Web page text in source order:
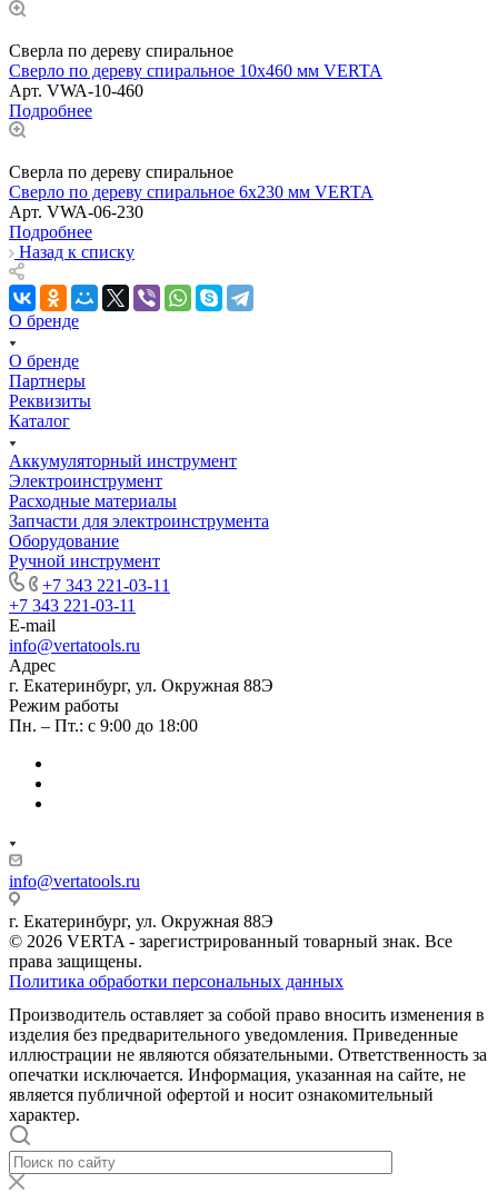
Сверла по дереву спиральное
Сверло по дереву спиральное 10x460 мм VERTA
Арт. VWA-10-460
Подробнее
Сверла по дереву спиральное
Сверло по дереву спиральное 6x230 мм VERTA
Арт. VWA-06-230
Подробнее
Назад к списку
О бренде
О бренде
Партнеры
Реквизиты
Каталог
Аккумуляторный инструмент
Электроинструмент
Расходные материалы
Запчасти для электроинструмента
Оборудование
Ручной инструмент
+7 343 221-03-11
+7 343 221-03-11
E-mail
info@vertatools.ru
Адрес
г. Екатеринбург, ул. Окружная 88Э
Режим работы
Пн. – Пт.: с 9:00 до 18:00
info@vertatools.ru
г. Екатеринбург, ул. Окружная 88Э
© 2026 VERTA - зарегистрированный товарный знак. Все
права защищены.
Политика обработки персональных данных
Производитель оставляет за собой право вносить изменения в
изделия без предварительного уведомления. Приведенные
иллюстрации не являются обязательными. Ответственность за
опечатки исключается. Информация, указанная на сайте, не
является публичной офертой и носит ознакомительный
характер.